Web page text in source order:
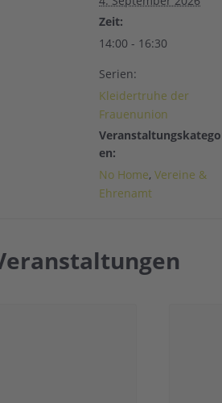
Zeit:
14:00 - 16:30
Serien:
Kleidertruhe der
Frauenunion
en:
No Home, Vereine &
Ehrenamt